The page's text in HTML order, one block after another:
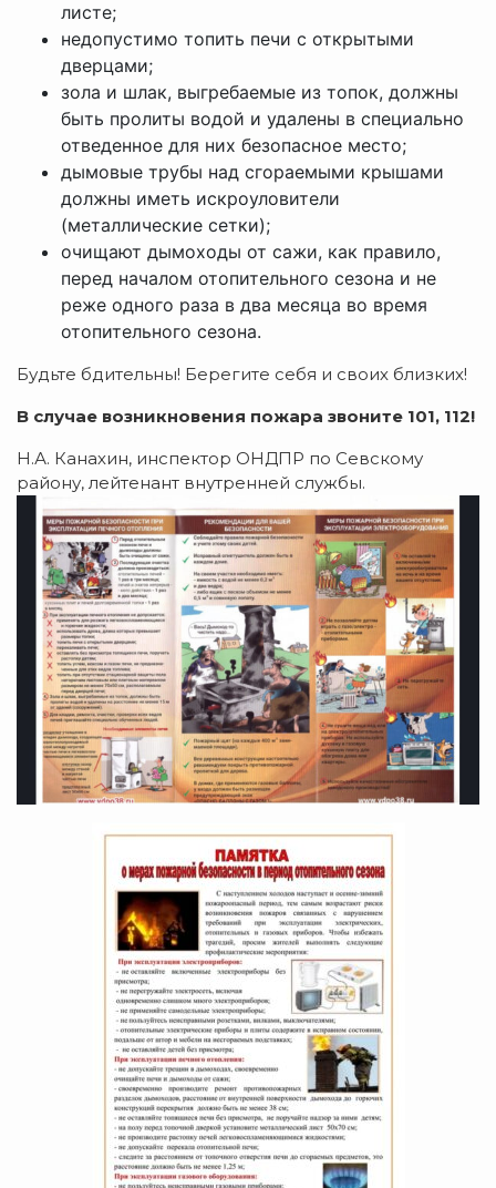
листе;
недопустимо топить печи с открытыми
дверцами;
зола и шлак, выгребаемые из топок, должны
быть пролиты водой и удалены в специально
отведенное для них безопасное место;
дымовые трубы над сгораемыми крышами
должны иметь искроуловители
(металлические сетки);
очищают дымоходы от сажи, как правило,
перед началом отопительного сезона и не
реже одного раза в два месяца во время
отопительного сезона.
Будьте бдительны! Берегите себя и своих близких!
В случае возникновения пожара звоните 101, 112!
Н.А. Канахин, инспектор ОНДПР по Севскому
району, лейтенант внутренней службы.